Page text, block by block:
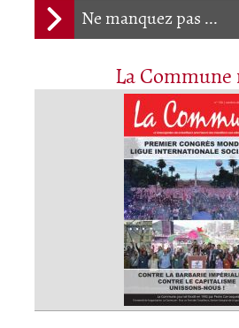
Ne manquez pas ...
La Commune